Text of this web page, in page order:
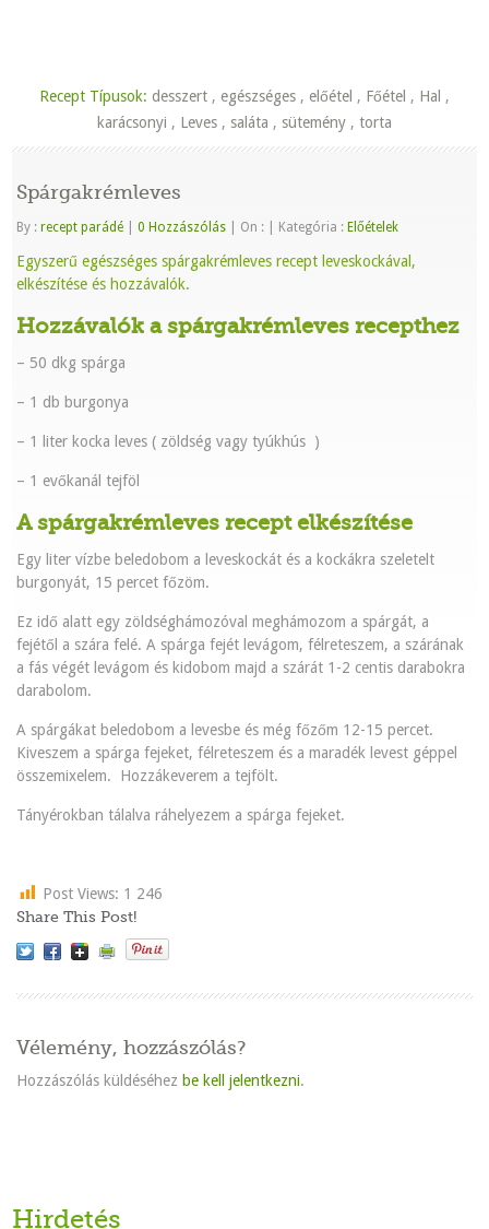
Recept Típusok: desszert , egészséges , előétel , Főétel , Hal ,
karácsonyi , Leves , saláta , sütemény , torta
Spárgakrémleves
By :recept parádé 0 Hozzászólás On : Kategória : Előételek
Egyszerű egészséges spárgakrémleves recept leveskockával,
elkészítése és hozzávalók.
Hozzávalók a spárgakrémleves recepthez
– 50 dkg spárga
– 1 db burgonya
– 1 liter kocka leves ( zöldség vagy tyúkhús )
– 1 evőkanál tejföl
A spárgakrémleves recept elkészítése
Egy liter vízbe beledobom a leveskockát és a kockákra szeletelt
burgonyát, 15 percet főzöm.
Ez idő alatt egy zöldséghámozóval meghámozom a spárgát, a
fejétől a szára felé. A spárga fejét levágom, félreteszem, a szárának
a fás végét levágom és kidobom majd a szárát 1-2 centis darabokra
darabolom.
A spárgákat beledobom a levesbe és még főzőm 12-15 percet.
Kiveszem a spárga fejeket, félreteszem és a maradék levest géppel
összemixelem. Hozzákeverem a tejfölt.
Tányérokban tálalva ráhelyezem a spárga fejeket.
Post Views: 1 246
Share This Post!
Vélemény, hozzászólás?
Hozzászólás küldéséhez be kell jelentkezni.
Hirdetés